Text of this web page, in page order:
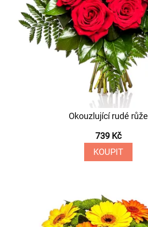
Okouzlující rudé růže
739 Kč
KOUPIT